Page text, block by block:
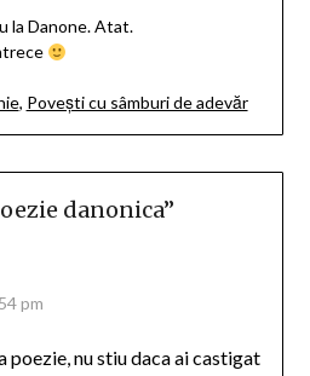
la Danone. Atat.
, Povești cu sâmburi de adevăr
danonica”
pm
poezie, nu stiu daca ai castigat